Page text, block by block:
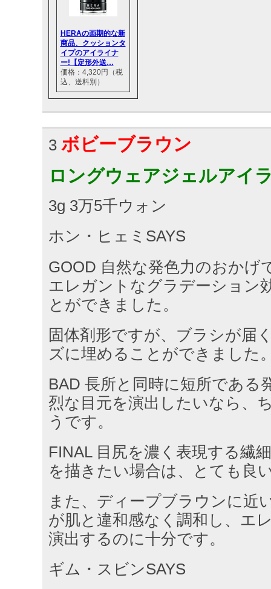
HERAの画期的な新
商品、クッションタ
イプのアイライナ
ー!【定形外送…
価格：4,320円（税
込、送料別）
3 ボビーブラウン
ロングウェアジェルアイ
3g 3万5千ウォン
ホン・ヒェミSAYS
GOOD 自然な発色力のおかげ
エレガントなグラデーション
とができました。
固体剤形ですが、ブラシが届
ズに埋めることができました
BAD 長所と同時に短所である
烈な目元を演出したいなら、
うです。
FINAL 目尻を濃く表現する繊
を描きたい場合は、とても良
また、ディープブラウンに近
が肌と違和感なく調和し、エ
演出するのに十分です。
ギム・スビンSAYS